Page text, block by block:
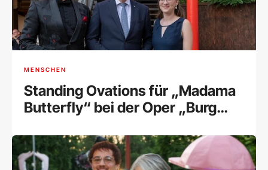
MENSCHEN
Standing Ovations für „Madama
Butterfly“ bei der Oper „Burg